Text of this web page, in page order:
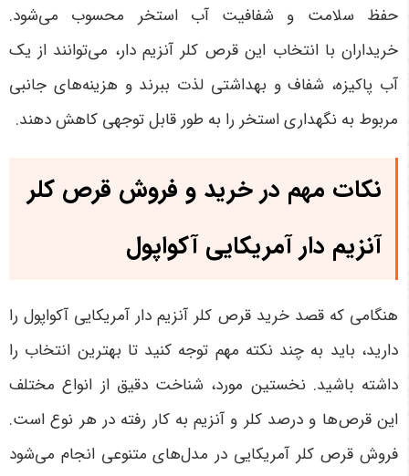
حفظ سلامت و شفافیت آب استخر محسوب می‌شود.
خریداران با انتخاب این قرص کلر آنزیم دار، می‌توانند از یک
آب پاکیزه، شفاف و بهداشتی لذت ببرند و هزینه‌های جانبی
مربوط به نگهداری استخر را به طور قابل توجهی کاهش دهند.
نکات مهم در خرید و فروش قرص کلر
آنزیم دار آمریکایی آکواپول
هنگامی که قصد خرید قرص کلر آنزیم دار آمریکایی آکواپول را
دارید، باید به چند نکته مهم توجه کنید تا بهترین انتخاب را
داشته باشید. نخستین مورد، شناخت دقیق از انواع مختلف
این قرص‌ها و درصد کلر و آنزیم به کار رفته در هر نوع است.
فروش قرص کلر آمریکایی در مدل‌های متنوعی انجام می‌شود